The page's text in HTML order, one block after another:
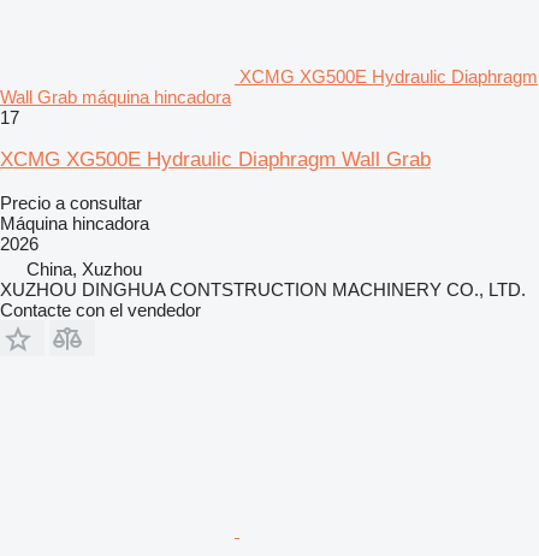
XCMG XG500E Hydraulic Diaphragm
Wall Grab máquina hincadora
17
XCMG XG500E Hydraulic Diaphragm Wall Grab
Precio a consultar
Máquina hincadora
2026
China, Xuzhou
XUZHOU DINGHUA CONTSTRUCTION MACHINERY CO., LTD.
Contacte con el vendedor